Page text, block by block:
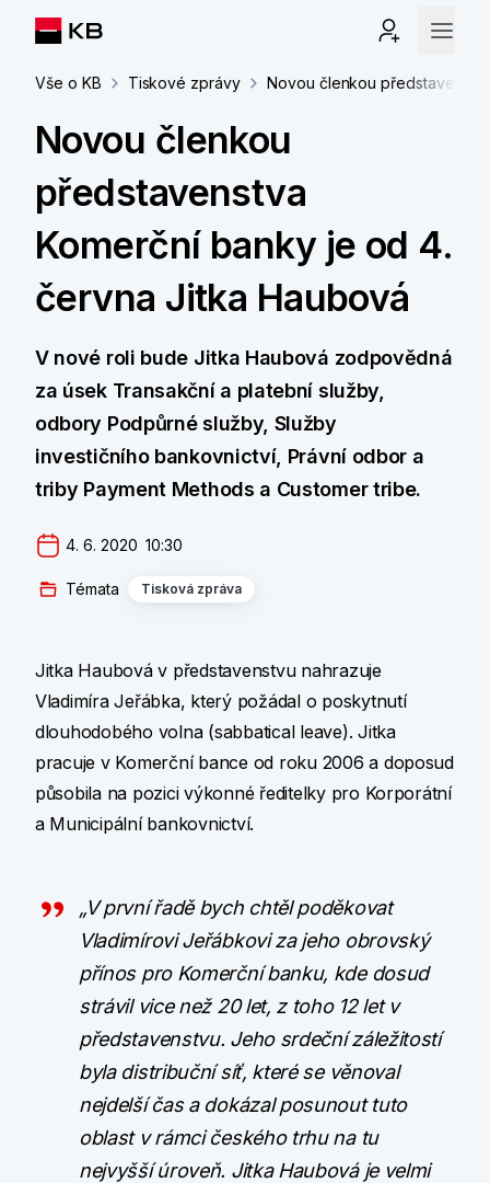
Vše o KB Tiskové zprávy Novou členkou
Novou členkou
představenstva
Komerční banky je od 4.
června Jitka Haubová
V nové roli bude Jitka Haubová zodpovědná
za úsek Transakční a platební služby,
odbory Podpůrné služby, Služby
investičního bankovnictví, Právní odbor a
triby Payment Methods a Customer tribe.
4. 6. 2020  10:30
Témata Tisková zpráva
Jitka Haubová v představenstvu nahrazuje
Vladimíra Jeřábka, který požádal o poskytnutí
dlouhodobého volna (sabbatical leave). Jitka
pracuje v Komerční bance od roku 2006 a doposud
působila na pozici výkonné ředitelky pro Korporátní
a Municipální bankovnictví.
„V první řadě bych chtěl poděkovat
Vladimírovi Jeřábkovi za jeho obrovský
přínos pro Komerční banku, kde dosud
strávil vice než 20 let, z toho 12 let v
představenstvu. Jeho srdeční záležitostí
byla distribuční síť, které se věnoval
nejdelší čas a dokázal posunout tuto
oblast v rámci českého trhu na tu
nejvyšší úroveň. Jitka Haubová je velmi